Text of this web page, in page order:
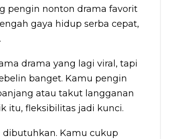
pengin nonton drama favorit
gaya hidup serba cepat,
drama yang lagi viral, tapi
banget. Kamu pengin
atau takut langganan
itu, fleksibilitas jadi kunci.
Kamu cukup